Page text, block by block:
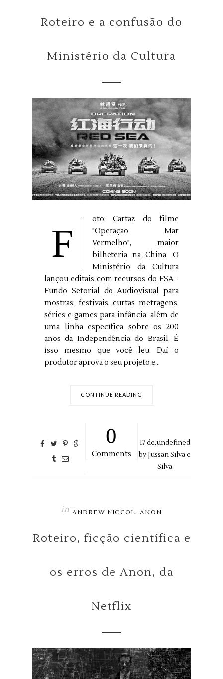
Roteiro e a confusão do
Ministério da Cultura
F
oto: Cartaz do filme
"Operação Mar
Vermelho", maior
bilheteria na China. O
Ministério da Cultura
lançou editais com recursos do FSA -
Fundo Setorial do Audiovisual para
mostras, festivais, curtas metragens,
séries e games para infância, além de
uma linha específica sobre os 200
anos da Independência do Brasil. É
isso mesmo que você leu. Daí o
produtor aprova o seu projeto e...
CONTINUE READING
0
Comments
17de,undefined
byJussan Silva e
Silva
in ANDREW NICCOL,ANON
Roteiro, ficção científica e
os erros de Anon, da
Netflix